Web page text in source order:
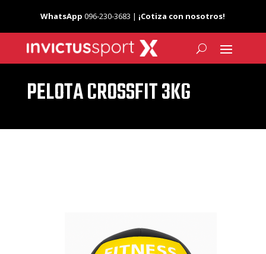
WhatsApp 096-230-3683 | ¡Cotiza con nosotros!
PELOTA CROSSFIT 3KG